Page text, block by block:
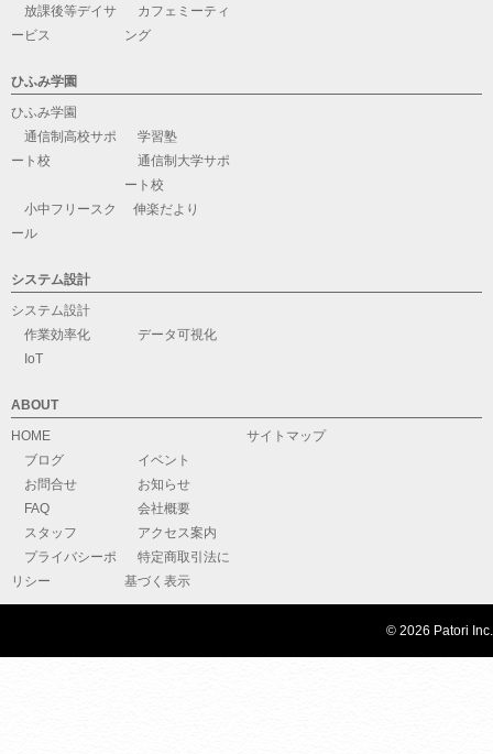
放課後等デイサ
ービス
カフェミーティ
ング
ひふみ学園
ひふみ学園
通信制高校サポ
ート校
学習塾
通信制大学サポ
ート校
小中フリースク
ール
伸楽だより
システム設計
システム設計
作業効率化
データ可視化
IoT
ABOUT
HOME
ブログ
イベント
お問合せ
お知らせ
FAQ
会社概要
スタッフ
アクセス案内
プライバシーポ
リシー
特定商取引法に
基づく表示
サイトマップ
© 2026 Patori Inc.